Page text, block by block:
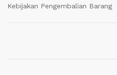
Kebijakan Pengembalian Barang